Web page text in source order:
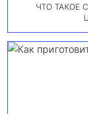
ЧТО ТАКОЕ